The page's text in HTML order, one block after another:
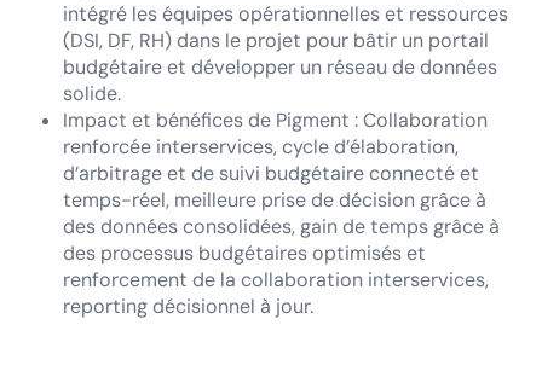
intégré les équipes opérationnelles et ressources
(DSI, DF, RH) dans le projet pour bâtir un portail
budgétaire et développer un réseau de données
solide.
Impact et bénéfices de Pigment : Collaboration
renforcée interservices, cycle d’élaboration,
d’arbitrage et de suivi budgétaire connecté et
temps-réel, meilleure prise de décision grâce à
des données consolidées, gain de temps grâce à
des processus budgétaires optimisés et
renforcement de la collaboration interservices,
reporting décisionnel à jour.